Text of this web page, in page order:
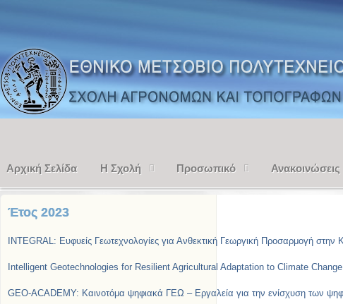
Αρχική Σελίδα Η Σχολή Προσωπικό Ανακοινώσεις
Έτος 2023
INTEGRAL: Ευφυείς Γεωτεχνολογίες για Ανθεκτική Γεωργική Προσαρμογή
Intelligent Geotechnologies for Resilient Agricultural Adaptation to Climate
GEO-ACADEMY: Καινοτόμα ψηφιακά ΓΕΩ – Εργαλεία για την ενίσχυση των